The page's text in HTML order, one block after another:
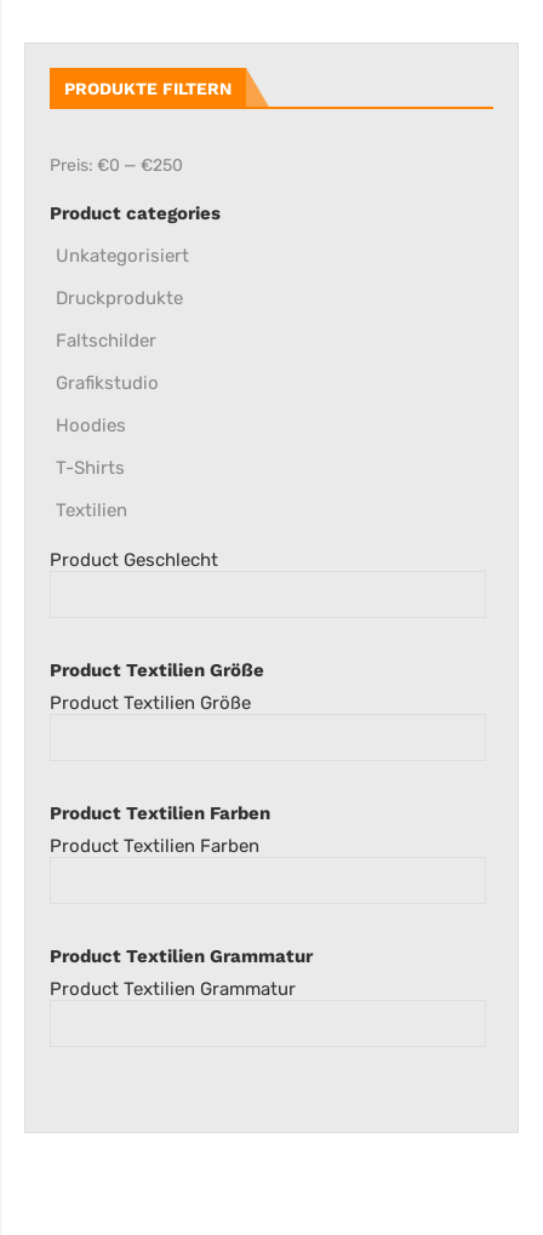
PRODUKTE FILTERN
Preis: €0 — €250
Product categories
Unkategorisiert
Druckprodukte
Faltschilder
Grafikstudio
Hoodies
T-Shirts
Textilien
Product Geschlecht
Product Textilien Größe
Product Textilien Größe
Product Textilien Farben
Product Textilien Farben
Product Textilien Grammatur
Product Textilien Grammatur